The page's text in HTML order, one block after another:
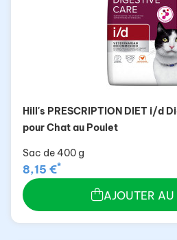
Hill's PRESCRIPTION DIET i/d
pour Chat au Poulet
Sac de 400 g
8,15 €*
AJOUTER AU